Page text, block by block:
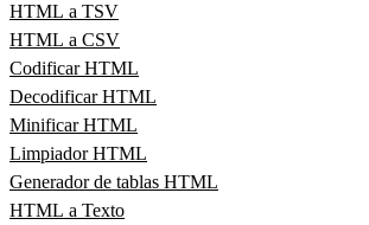
HTML a TSV
HTML a CSV
Codificar HTML
Decodificar HTML
Minificar HTML
Limpiador HTML
Generador de tablas HTML
HTML a Texto